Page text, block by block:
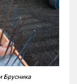
Брусника